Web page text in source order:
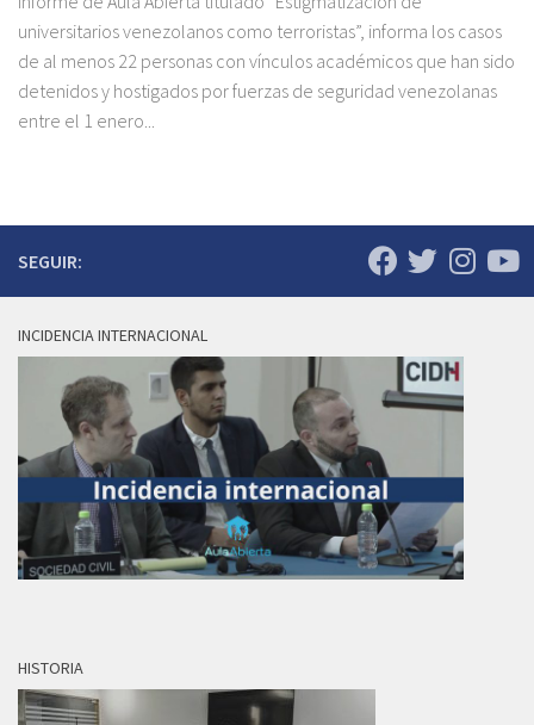
universitarios venezolanos como terroristas”, informa los casos
de al menos 22 personas con vínculos académicos que han sido
detenidos y hostigados por fuerzas de seguridad venezolanas
entre el 1 enero...
SEGUIR:
INCIDENCIA INTERNACIONAL
HISTORIA